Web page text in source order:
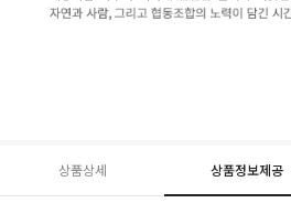
상품상세 상품정보제공